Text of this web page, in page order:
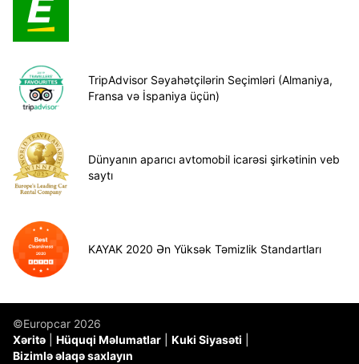
TripAdvisor Səyahətçilərin Seçimləri (Almaniya,
Fransa və İspaniya üçün)
Dünyanın aparıcı avtomobil icarəsi şirkətinin veb
saytı
KAYAK 2020 Ən Yüksək Təmizlik Standartları
©Europcar 2026
Xəritə
Hüquqi Məlumatlar
Kuki Siyasəti
Bizimlə əlaqə saxlayın